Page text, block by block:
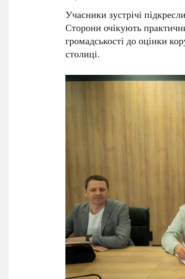
Учасники зустрічі
Сторони очікують
громадськості до оцінки
столиці.